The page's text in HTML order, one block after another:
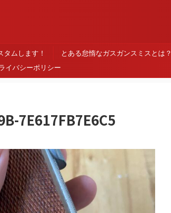
ムします！ とある怠惰なガスガンスミスとは？
イバシーポリシー
7E617FB7E6C5